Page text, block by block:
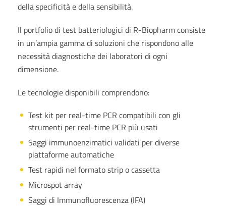
della specificità e della sensibilità.
Il portfolio di test batteriologici di R-Biopharm consiste
in un’ampia gamma di soluzioni che rispondono alle
necessità diagnostiche dei laboratori di ogni
dimensione.
Le tecnologie disponibili comprendono:
Test kit per real-time PCR compatibili con gli
strumenti per real-time PCR più usati
Saggi immunoenzimatici validati per diverse
piattaforme automatiche
Test rapidi nel formato strip o cassetta
Microspot array
Saggi di Immunofluorescenza (IFA)